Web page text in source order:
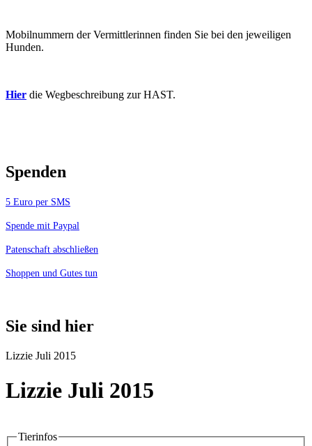
Mobilnummern der Vermittlerinnen finden Sie bei den jeweiligen
Hunden.
Hier die Wegbeschreibung zur HAST.
Spenden
5 Euro per SMS
Spende mit Paypal
Patenschaft abschließen
Shoppen und Gutes tun
Sie sind hier
Lizzie Juli 2015
Lizzie Juli 2015
Tierinfos